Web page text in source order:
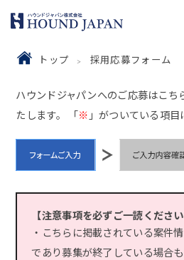
トップ 採用応募フォーム
ハウンドジャパンへのご応募はこち
たします。 「※ 」がついている項目
【注意事項を必ずご一読ください
・こちらに掲載されている案件
であり募集が終了している場合